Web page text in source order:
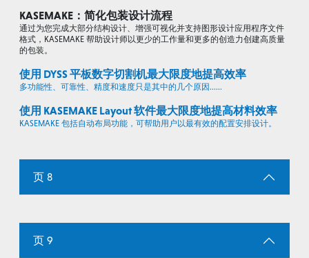
KASEMAKE：简化包装设计流程
通过为您完成大部分结构设计、增强可视化并支持图形设计应用程序文件
格式，KASEMAKE 帮助设计师以更少的工作量和更多的创造力创建高质量
的包装。
使用 DYSS 平板数字切割机最大限度地提高效率
多功能性、可靠性、精度和速度只是其中的几个原因......
使用 KASEMAKE Layout 软件最大限度地提高材料效率
KASEMAKE 包括自动布局功能，可帮助用户以最有效的配置安排设计。
页 8
页 9